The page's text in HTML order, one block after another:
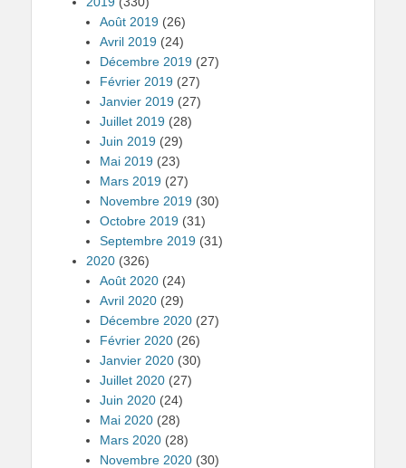
Août 2019 (26)
Avril 2019 (24)
Décembre 2019 (27)
Février 2019 (27)
Janvier 2019 (27)
Juillet 2019 (28)
Juin 2019 (29)
Mai 2019 (23)
Mars 2019 (27)
Novembre 2019 (30)
Octobre 2019 (31)
Septembre 2019 (31)
2020 (326)
Août 2020 (24)
Avril 2020 (29)
Décembre 2020 (27)
Février 2020 (26)
Janvier 2020 (30)
Juillet 2020 (27)
Juin 2020 (24)
Mai 2020 (28)
Mars 2020 (28)
Novembre 2020 (30)